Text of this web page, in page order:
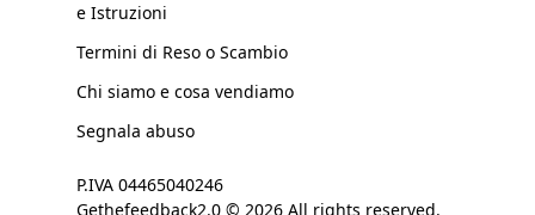
e Istruzioni
Termini di Reso o Scambio
Chi siamo e cosa vendiamo
Segnala abuso
P.IVA 04465040246
Gethefeedback2.0 © 2026 All rights reserved.